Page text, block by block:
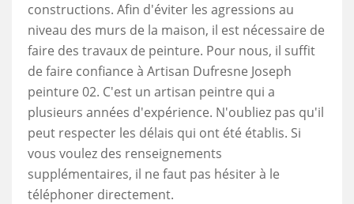
constructions. Afin d'éviter les agressions au
niveau des murs de la maison, il est nécessaire de
faire des travaux de peinture. Pour nous, il suffit
de faire confiance à Artisan Dufresne Joseph
peinture 02. C'est un artisan peintre qui a
plusieurs années d'expérience. N'oubliez pas qu'il
peut respecter les délais qui ont été établis. Si
vous voulez des renseignements
supplémentaires, il ne faut pas hésiter à le
téléphoner directement.